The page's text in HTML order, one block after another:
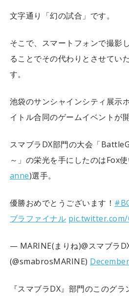
文字通り「幻の試合」です。
そこで、スマートフォンで撮影
ることでその代わりとさせてい
す。
池袋のサンシャインシティ展示
イトル合同のゲームイベントが
スマブラDX部門の大会「
～」 の栄光を手にしたのはFox
anne)選手。
優勝おめでとうございます！
ブラファイナル pic.twitter.com/
— MARINE(まりね)@スマブラ
(@smabrosMARINE)
『スマブラDX』部門のこのグ